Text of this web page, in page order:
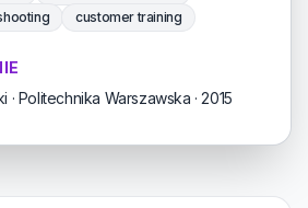
customer training
Politechnika Warszawska · 2015